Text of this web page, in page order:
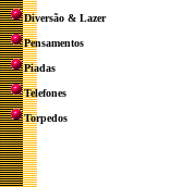
Diversão & Lazer
Pensamentos
Piadas
Telefones
Torpedos